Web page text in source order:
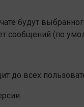
будут
сообщений (по
до всех